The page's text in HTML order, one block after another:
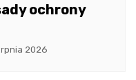
ochrony
2026